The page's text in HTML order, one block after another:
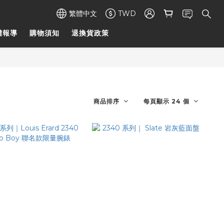
繁體中文 TWD
報導 購物須知 退換貨政策
商品排序 每頁顯示 24 個